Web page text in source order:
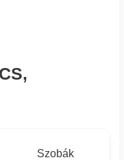
Szobák